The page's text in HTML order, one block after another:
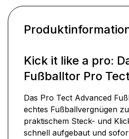
Kick it like a pro:
Fußballtor Pro
Das Pro Tect Advanced
echtes Fußballvergnügen
praktischem Steck- und
schnell aufgebaut und